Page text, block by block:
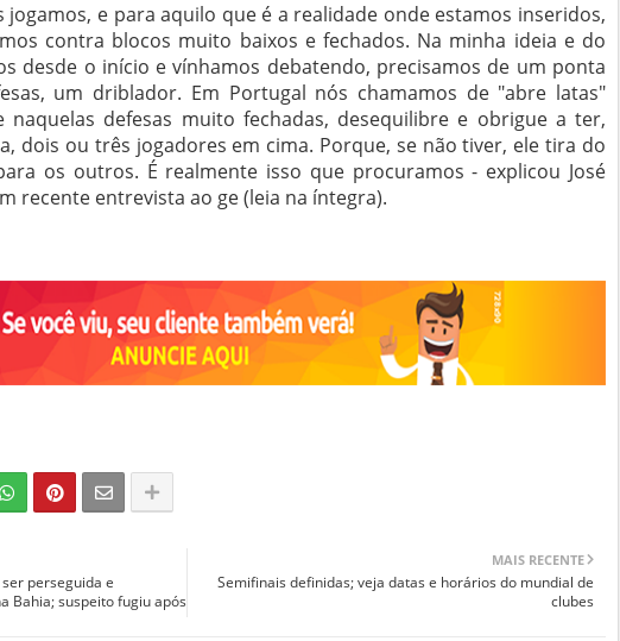
e para aquilo que é a realidade onde estamos inseridos,
contra blocos muito baixos e fechados. Na minha ideia e do
desde o início e vínhamos debatendo, precisamos de um ponta
um driblador. Em Portugal nós chamamos de "abre latas"
naquelas defesas muito fechadas, desequilibre e obrigue a ter,
dois ou três jogadores em cima. Porque, se não tiver, ele tira do
os outros. É realmente isso que procuramos - explicou José
recente entrevista ao ge (leia na íntegra).
MAIS RECENTE
Semifinais definidas; veja datas e horários do mundial de
clubes
perseguida e
Bahia; suspeito fugiu após